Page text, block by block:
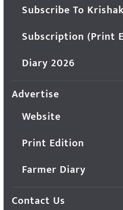
Subscribe To
Subscription (Print
Diary 2026
Advertise
Website
Print Edition
Farmer Diary
Contact Us